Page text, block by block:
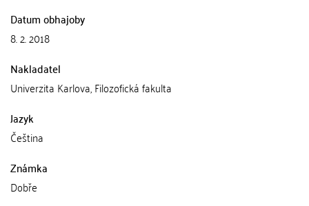
Datum obhajoby
8. 2. 2018
Nakladatel
Univerzita Karlova, Filozofická fakulta
Jazyk
Čeština
Známka
Dobře